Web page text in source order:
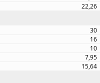
22,26
30
16
10
7,95
15,64